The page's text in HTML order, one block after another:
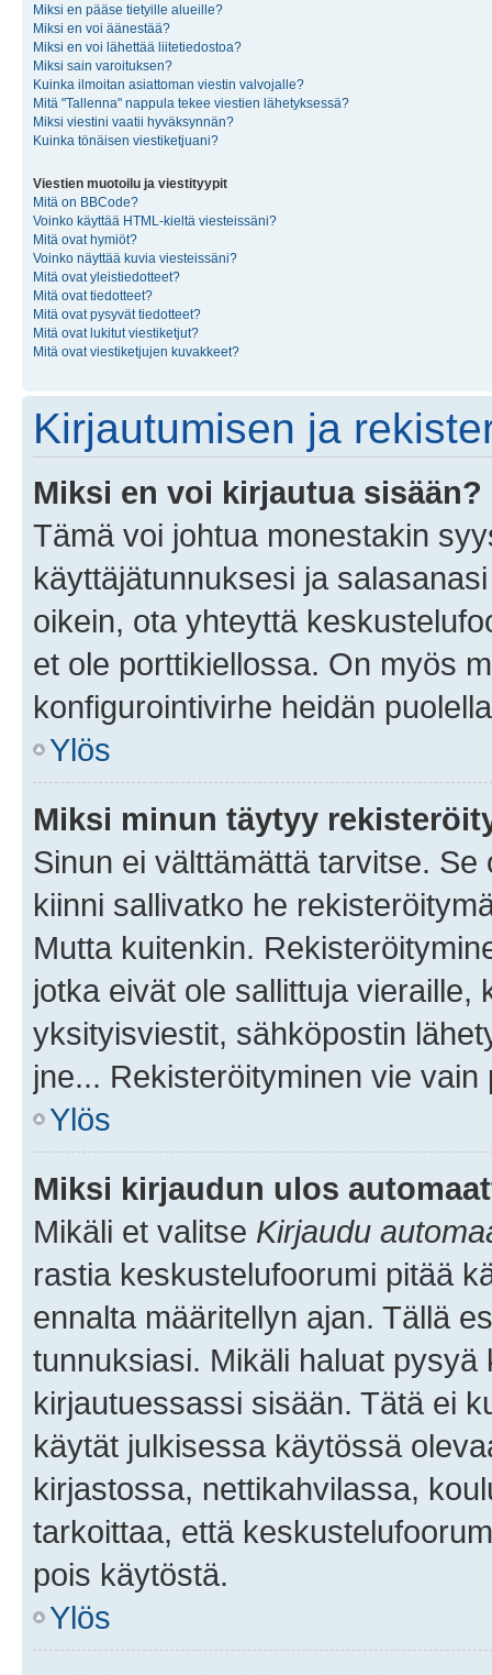
Miksi en pääse tietyille alueille?
Miksi en voi äänestää?
Miksi en voi lähettää liitetiedostoa?
Miksi sain varoituksen?
Kuinka ilmoitan asiattoman viestin valvojalle?
Mitä "Tallenna" nappula tekee viestien lähetyksessä?
Miksi viestini vaatii hyväksynnän?
Kuinka tönäisen viestiketjuani?
Viestien muotoilu ja viestityypit
Mitä on BBCode?
Voinko käyttää HTML-kieltä viesteissäni?
Mitä ovat hymiöt?
Voinko näyttää kuvia viesteissäni?
Mitä ovat yleistiedotteet?
Mitä ovat tiedotteet?
Mitä ovat pysyvät tiedotteet?
Mitä ovat lukitut viestiketjut?
Mitä ovat viestiketjujen kuvakkeet?
Kirjautumisen ja
Miksi en voi kirjautua sisään?
Tämä voi johtua monestakin
käyttäjätunnuksesi ja
oikein, ota yhteyttä
et ole porttikiellossa. On myös
konfigurointivirhe heidän
Ylös
Miksi minun täytyy
Sinun ei välttämättä tarvitse.
kiinni sallivatko he
Mutta kuitenkin.
jotka eivät ole sallittuja vieraille,
yksityisviestit, sähköpostin
jne... Rekisteröityminen vie
Ylös
Miksi kirjaudun ulos
Mikäli et valitse Kirjaudu
rastia keskustelufoorumi pitää
ennalta määritellyn ajan. Tällä
tunnuksiasi. Mikäli haluat
kirjautuessassi sisään. Tätä ei
käytät julkisessa käytössä
kirjastossa, nettikahvilassa,
tarkoittaa, että
pois käytöstä.
Ylös